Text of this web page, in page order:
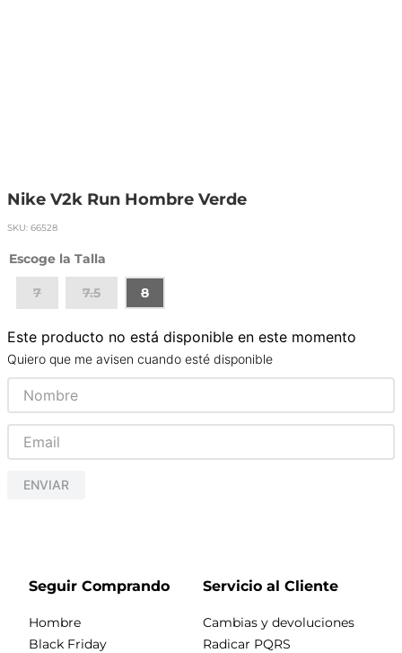
Nike V2k Run Hombre Verde
SKU: 66528
Talla
7 7.5 8
Este producto no está disponible en este momento
Quiero que me avisen cuando esté disponible
ENVIAR
Seguir Comprando
Hombre
Black Friday
Servicio al Cliente
Cambias y devoluciones
Radicar PQRS